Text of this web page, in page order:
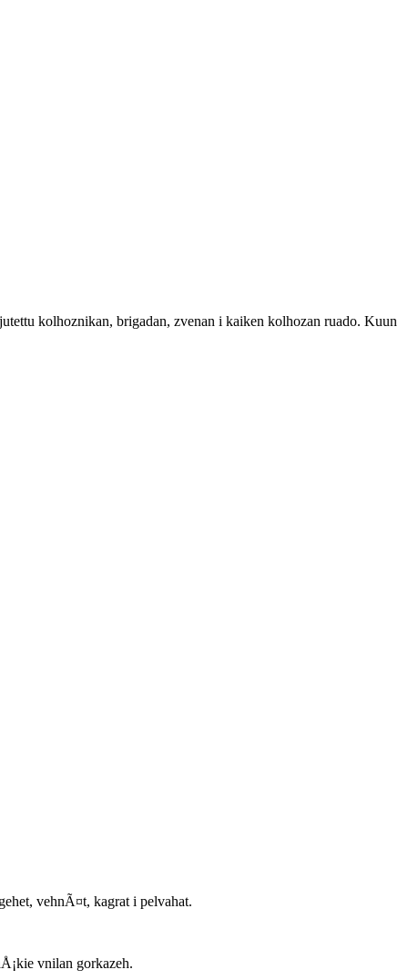
kolhoznikan, brigadan, zvenan i kaiken kolhozan ruado. Kuun
vehnÃ¤t, kagrat i pelvahat.
vnilan gorkazeh.